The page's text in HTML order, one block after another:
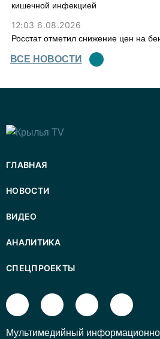
кишечной инфекцией
12:03 6.08.2026
Росстат отметил снижение цен на
ВСЕ НОВОСТИ
ГЛАВНАЯ
НОВОСТИ
ВИДЕО
АНАЛИТИКА
СПЕЦПРОЕКТЫ
Mультимедийный